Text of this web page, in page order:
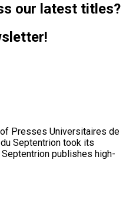
our latest titles?
Presses Universitaires de
Septentrion took its
publishes high-